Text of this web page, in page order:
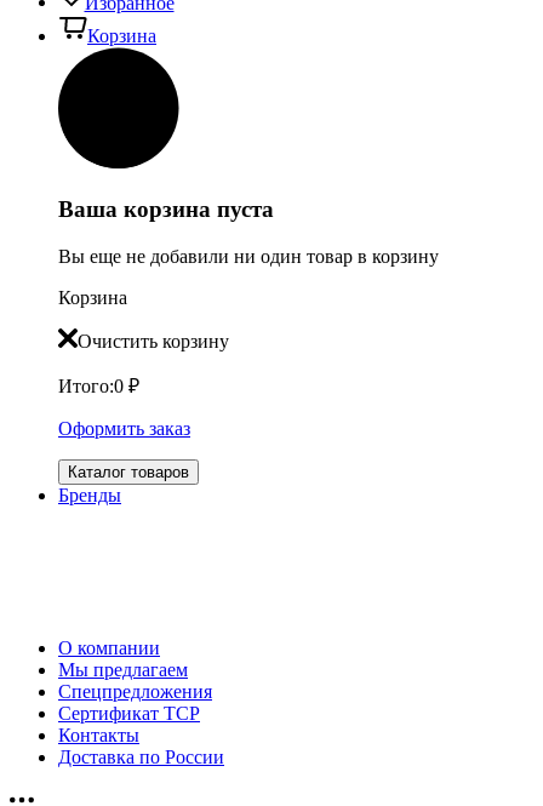
Корзина
Ваша корзина пуста
Вы еще не добавили ни один товар в корзину
Корзина
Очистить корзину
Итого:0 ₽
Оформить заказ
Каталог товаров
Бренды
О компании
Мы предлагаем
Спецпредложения
Сертификат ТСР
Контакты
Доставка по России